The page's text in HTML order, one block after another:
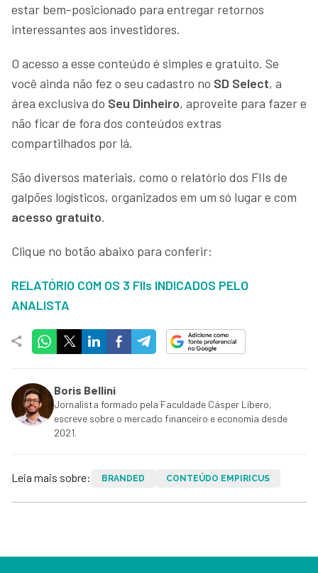
estar bem-posicionado para entregar retornos
interessantes aos investidores.
O acesso a esse conteúdo é simples e gratuito. Se
você ainda não fez o seu cadastro no SD Select, a
área exclusiva do Seu Dinheiro, aproveite para fazer e
não ficar de fora dos conteúdos extras
compartilhados por lá.
São diversos materiais, como o relatório dos FIIs de
galpões logísticos, organizados em um só lugar e com
acesso gratuito.
Clique no botão abaixo para conferir:
RELATÓRIO COM OS 3 FIIs INDICADOS PELO
ANALISTA
Boris Bellini
Jornalista formado pela Faculdade Cásper Líbero,
escreve sobre o mercado financeiro e economia desde
2021.
Leia mais sobre: BRANDED CONTEÚDO EMPIRICUS